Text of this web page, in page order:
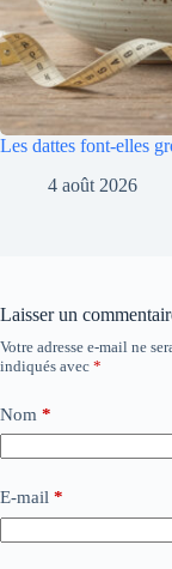
Les dattes font-elles
4 août 2026
Laisser un
Votre adresse e-mail ne
indiqués avec *
Nom *
E-mail *